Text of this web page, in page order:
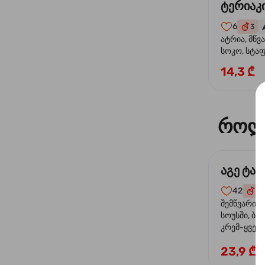
6 3
ატრია,
სოკო,
ტერიაკის
14,3 ₾
აგე
42
შემწვარი
სოუსში,
კრემ-
23,9 ₾